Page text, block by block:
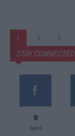
1 2 3
STAY CONNECTED
0
Fans